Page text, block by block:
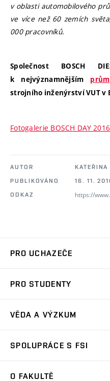
v oblasti automobilového
ve více než 60 zemích
000 pracovníků.
Společnost BOSCH
k nejvýznamnějším
strojního inženýrství VUT v
Fotogalerie BOSCH DAY 2016
AUTOR
KATEŘINA
PUBLIKOVÁNO
16. 11.
ODKAZ
https://
PRO UCHAZEČE
Ambasadoři studia
Zápisy
PRO STUDENTY
Studijní předpisy
Pro prváky
VĚDA A VÝZKUM
Oblasti výzkumu
SPOLUPRÁCE S FSI
O FAKULTĚ